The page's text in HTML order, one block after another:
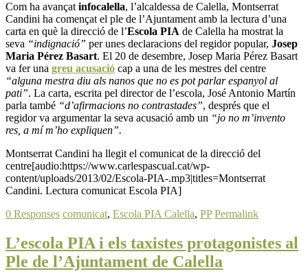
Com ha avançat infocalella, l’alcaldessa de Calella, Montserrat
Candini ha començat el ple de l’Ajuntament amb la lectura d’una
carta en què la direcció de l’Escola PIA de Calella ha mostrat la
seva “indignació” per unes declaracions del regidor popular, Josep
Maria Pérez Basart. El 20 de desembre, Josep Maria Pérez Basart
va fer una greu acusació cap a una de les mestres del centre
“alguna mestra diu als nanos que no es pot parlar espanyol al
pati”. La carta, escrita pel director de l’escola, José Antonio Martín
parla també “d’afirmacions no contrastades”, després que el
regidor va argumentar la seva acusació amb un “jo no m’invento
res, a mí m’ho expliquen”.
Montserrat Candini ha llegit el comunicat de la direcció del
centre[audio:https://www.carlespascual.cat/wp-
content/uploads/2013/02/Escola-PIA-.mp3|titles=Montserrat
Candini. Lectura comunicat Escola PIA]
0 Responses comunicat, Escola PIA Calella, PP Permalink
L’escola PIA i els taxistes protagonistes al
Ple de l’Ajuntament de Calella